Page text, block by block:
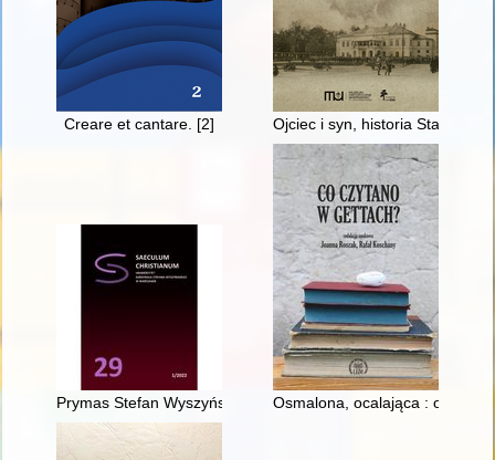
Creare et cantare. [2] Ojciec i syn, historia
Prymas Stefan Wyszyński wobec rzeczywistości społeczno-
Osmalona, ocalająca : o jednej